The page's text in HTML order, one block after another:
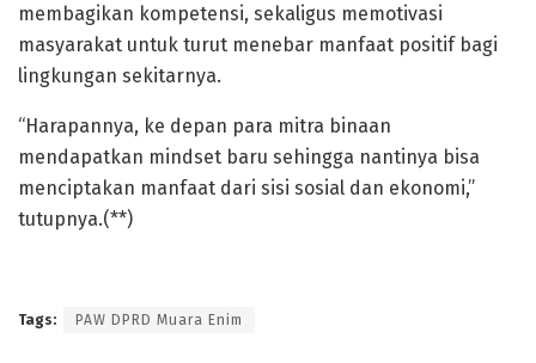
membagikan kompetensi, sekaligus memotivasi
masyarakat untuk turut menebar manfaat positif bagi
lingkungan sekitarnya.
“Harapannya, ke depan para mitra binaan
mendapatkan mindset baru sehingga nantinya bisa
menciptakan manfaat dari sisi sosial dan ekonomi,”
tutupnya.(**)
Tags: PAW DPRD Muara Enim